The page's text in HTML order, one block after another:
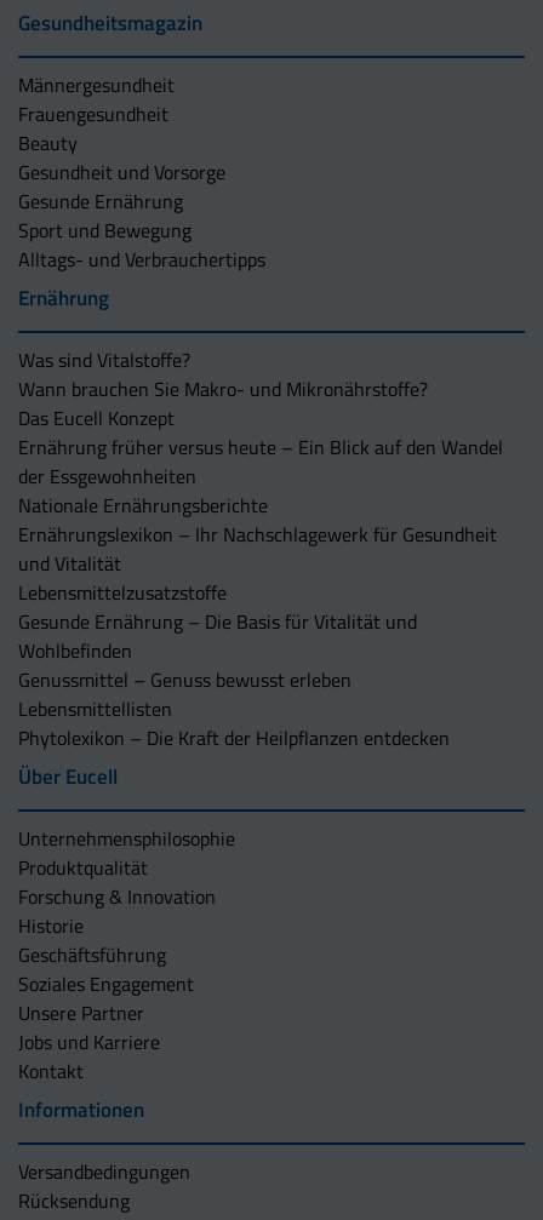
Gesundheitsmagazin
Männergesundheit
Frauengesundheit
Beauty
Gesundheit und Vorsorge
Gesunde Ernährung
Sport und Bewegung
Alltags- und Verbrauchertipps
Ernährung
Was sind Vitalstoffe?
Wann brauchen Sie Makro- und Mikronährstoffe?
Das Eucell Konzept
Ernährung früher versus heute – Ein Blick auf den Wandel
der Essgewohnheiten
Nationale Ernährungsberichte
Ernährungslexikon – Ihr Nachschlagewerk für Gesundheit
und Vitalität
Lebensmittelzusatzstoffe
Gesunde Ernährung – Die Basis für Vitalität und
Wohlbefinden
Genussmittel – Genuss bewusst erleben
Lebensmittellisten
Phytolexikon – Die Kraft der Heilpflanzen entdecken
Über Eucell
Unternehmens­philosophie
Produktqualität
Forschung & Innovation
Historie
Geschäftsführung
Soziales Engagement
Unsere Partner
Jobs und Karriere
Kontakt
Informationen
Versandbedingungen
Rücksendung